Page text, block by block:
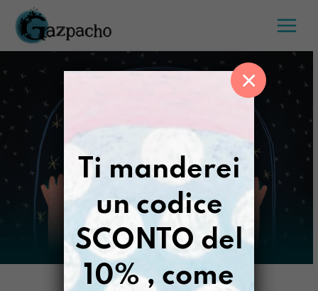
Salta
contenuto
Ti manderei
un codice
SCONTO del
10% , come
×